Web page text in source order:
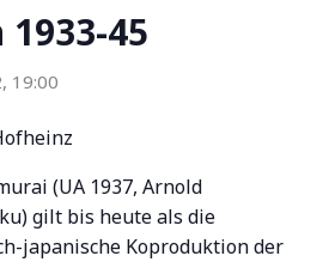
45
19:00
(UA 1937, Arnold
gilt bis heute als die
japanische Koproduktion der